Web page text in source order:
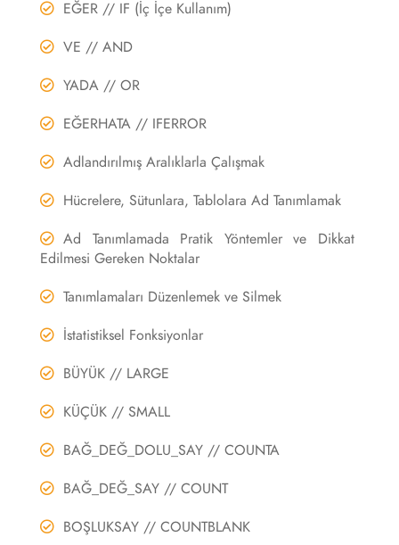
EĞER // IF (İç İçe Kullanım)
VE // AND
YADA // OR
EĞERHATA // IFERROR
Adlandırılmış Aralıklarla Çalışmak
Hücrelere, Sütunlara, Tablolara Ad Tanımlamak
Ad Tanımlamada Pratik Yöntemler ve Dikkat
Edilmesi Gereken Noktalar
Tanımlamaları Düzenlemek ve Silmek
İstatistiksel Fonksiyonlar
BÜYÜK // LARGE
KÜÇÜK // SMALL
BAĞ_DEĞ_DOLU_SAY // COUNTA
BAĞ_DEĞ_SAY // COUNT
BOŞLUKSAY // COUNTBLANK